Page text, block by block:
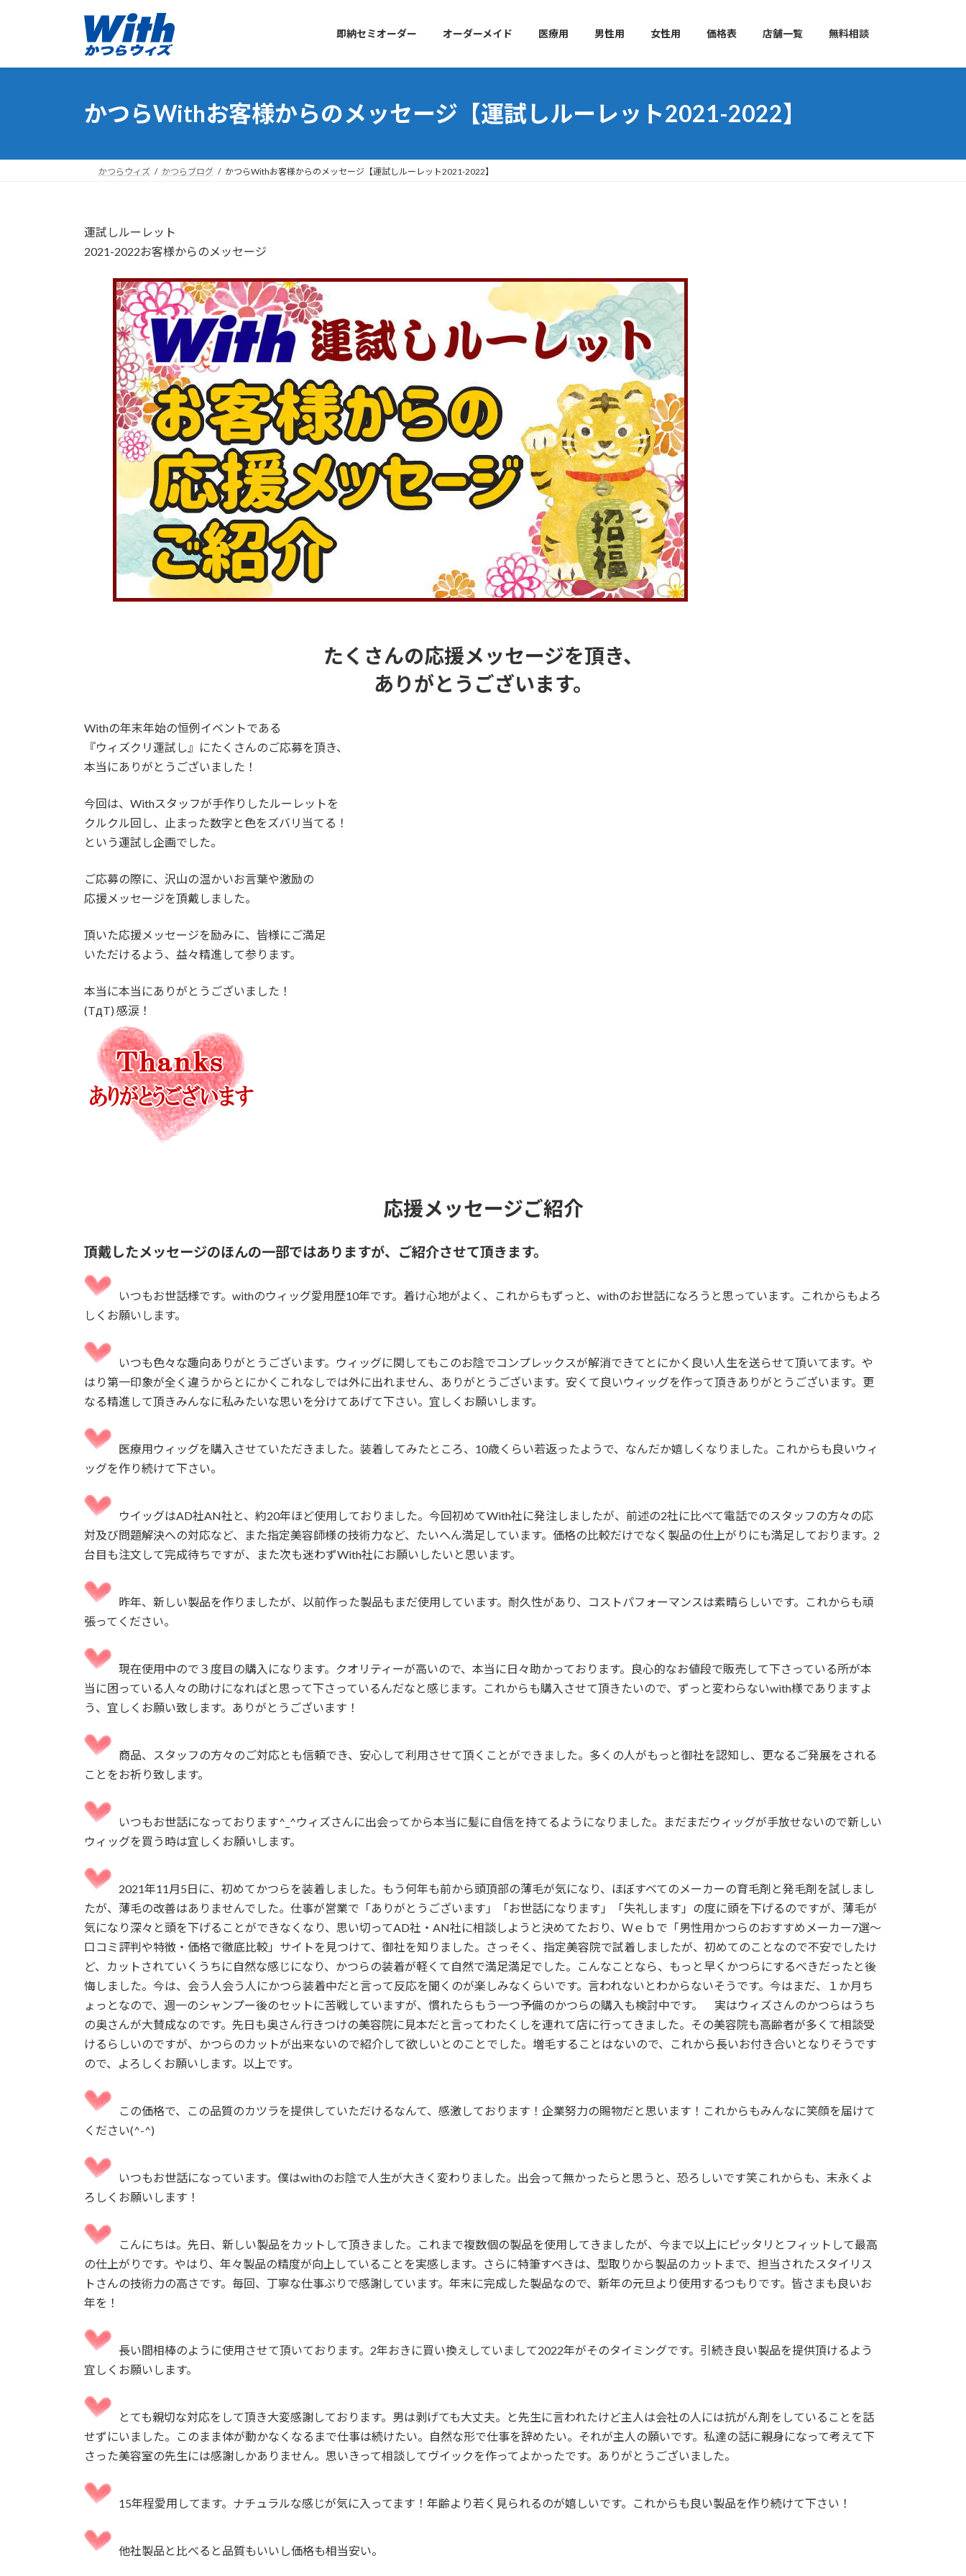
プ
動
即納セミオーダー オーダーメイド 医療用 男性用 女性用 価格表 店舗一覧 無料相談
かつらWithお客様からのメッセージ【運試しルーレット2021-2022】
かつらウィズ かつらブログ かつらWithお客様からのメッセージ【運試しルーレット2021-2022】
運試しルーレット
2021-2022お客様からのメッセージ
たくさんの応援メッセージを頂き、
ありがとうございます。
Withの年末年始の恒例イベントである
『ウィズクリ運試し』にたくさんのご応募を頂き、
本当にありがとうございました！
今回は、Withスタッフが手作りしたルーレットを
クルクル回し、止まった数字と色をズバリ当てる！
という運試し企画でした。
ご応募の際に、沢山の温かいお言葉や激励の
応援メッセージを頂戴しました。
頂いた応援メッセージを励みに、皆様にご満足
いただけるよう、益々精進して参ります。
本当に本当にありがとうございました！
(TдT) 感涙！
応援メッセージご紹介
頂戴したメッセージのほんの一部ではありますが、ご紹介させて頂きます。
いつもお世話様です。withのウィッグ愛用歴10年です。着け心地がよく、これからもずっと、withのお世話になろうと思っています。これからもよろ
しくお願いします。
いつも色々な趣向ありがとうございます。ウィッグに関してもこのお陰でコンプレックスが解消できてとにかく良い人生を送らせて頂いてます。や
はり第一印象が全く違うからとにかくこれなしでは外に出れません、ありがとうございます。安くて良いウィッグを作って頂きありがとうございます。更
なる精進して頂きみんなに私みたいな思いを分けてあげて下さい。宜しくお願いします。
医療用ウィッグを購入させていただきました。装着してみたところ、10歳くらい若返ったようで、なんだか嬉しくなりました。これからも良いウィ
ッグを作り続けて下さい。
ウイッグはAD社AN社と、約20年ほど使用しておりました。今回初めてWith社に発注しましたが、前述の2社に比べて電話でのスタッフの方々の応
対及び問題解決への対応など、また指定美容師様の技術力など、たいへん満足しています。価格の比較だけでなく製品の仕上がりにも満足しております。2
台目も注文して完成待ちですが、また次も迷わずWith社にお願いしたいと思います。
昨年、新しい製品を作りましたが、以前作った製品もまだ使用しています。耐久性があり、コストパフォーマンスは素晴らしいです。これからも頑
張ってください。
現在使用中ので３度目の購入になります。クオリティーが高いので、本当に日々助かっております。良心的なお値段で販売して下さっている所が本
当に困っている人々の助けになればと思って下さっているんだなと感じます。これからも購入させて頂きたいので、ずっと変わらないwith様でありますよ
う、宜しくお願い致します。ありがとうございます！
商品、スタッフの方々のご対応とも信頼でき、安心して利用させて頂くことができました。多くの人がもっと御社を認知し、更なるご発展をされる
ことをお祈り致します。
いつもお世話になっております^_^ウィズさんに出会ってから本当に髪に自信を持てるようになりました。まだまだウィッグが手放せないので新しい
ウィッグを買う時は宜しくお願いします。
2021年11月5日に、初めてかつらを装着しました。もう何年も前から頭頂部の薄毛が気になり、ほぼすべてのメーカーの育毛剤と発毛剤を試しまし
たが、薄毛の改善はありませんでした。仕事が営業で「ありがとうございます」「お世話になります」「失礼します」の度に頭を下げるのですが、薄毛が
気になり深々と頭を下げることができなくなり、思い切ってAD社・AN社に相談しようと決めてたおり、Ｗｅｂで「男性用かつらのおすすめメーカー7選～
口コミ評判や特徴・価格で徹底比較」サイトを見つけて、御社を知りました。さっそく、指定美容院で試着しましたが、初めてのことなので不安でしたけ
ど、カットされていくうちに自然な感じになり、かつらの装着が軽くて自然で満足満足でした。こんなことなら、もっと早くかつらにするべきだったと後
悔しました。今は、会う人会う人にかつら装着中だと言って反応を聞くのが楽しみなくらいです。言われないとわからないそうです。今はまだ、１か月ち
ょっとなので、週一のシャンプー後のセットに苦戦していますが、慣れたらもう一つ予備のかつらの購入も検討中です。 実はウィズさんのかつらはうち
の奥さんが大賛成なのです。先日も奥さん行きつけの美容院に見本だと言ってわたくしを連れて店に行ってきました。その美容院も高齢者が多くて相談受
けるらしいのですが、かつらのカットが出来ないので紹介して欲しいとのことでした。増毛することはないので、これから長いお付き合いとなりそうです
ので、よろしくお願いします。以上です。
この価格で、この品質のカツラを提供していただけるなんて、感激しております！企業努力の賜物だと思います！これからもみんなに笑顔を届けて
ください(^-^)
いつもお世話になっています。僕はwithのお陰で人生が大きく変わりました。出会って無かったらと思うと、恐ろしいです笑これからも、末永くよ
ろしくお願いします！
こんにちは。先日、新しい製品をカットして頂きました。これまで複数個の製品を使用してきましたが、今まで以上にピッタリとフィットして最高
の仕上がりです。やはり、年々製品の精度が向上していることを実感します。さらに特筆すべきは、型取りから製品のカットまで、担当されたスタイリス
トさんの技術力の高さです。毎回、丁寧な仕事ぶりで感謝しています。年末に完成した製品なので、新年の元旦より使用するつもりです。皆さまも良いお
年を！
長い間相棒のように使用させて頂いております。2年おきに買い換えしていまして2022年がそのタイミングです。引続き良い製品を提供頂けるよう
宜しくお願いします。
とても親切な対応をして頂き大変感謝しております。男は剥げても大丈夫。と先生に言われたけど主人は会社の人には抗がん剤をしていることを話
せずにいました。このまま体が動かなくなるまで仕事は続けたい。自然な形で仕事を辞めたい。それが主人の願いです。私達の話に親身になって考えて下
さった美容室の先生には感謝しかありません。思いきって相談してヴイックを作ってよかったです。ありがとうございました。
15年程愛用してます。ナチュラルな感じが気に入ってます！年齢より若く見られるのが嬉しいです。これからも良い製品を作り続けて下さい！
他社製品と比べると品質もいいし価格も相当安い。